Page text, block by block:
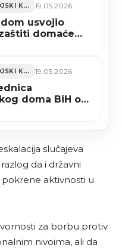
ZENIČKO-DOBOJSKI KANTON 19.05.2026
usvojio
domaće
ZENIČKO-DOBOJSKI KANTON 19.05.2026
doma BiH o
slučajeva
da i državni
aktivnosti u
za borbu protiv
nivoima, ali da